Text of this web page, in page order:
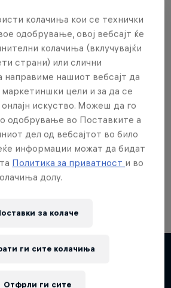
two wheels or four - this
содржина
Returns to India
Buddh
Chasing RB7
колачиња кои се технички
одобрување, овој вебсајт ќе
колачиња (вклучувајќи
страни) или слични
направиме нашиот вебсајт да
цели и за да се
искуство. Можеш да го
одобрување во Поставките а
дел од вебсајтот во било
информации можат да бидат
Политика за приватност и во
долу.
за колачe
Отфрли ги сите
ги сите колачиња